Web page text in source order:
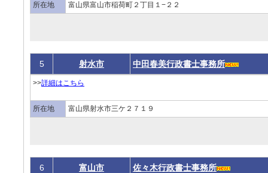
所在地 富山県富山市稲荷町２丁目１−２２
5 射水市 中田春美行政書士事務所
>>詳細はこちら
所在地 富山県射水市三ケ２７１９
6 富山市 佐々木行政書士事務所